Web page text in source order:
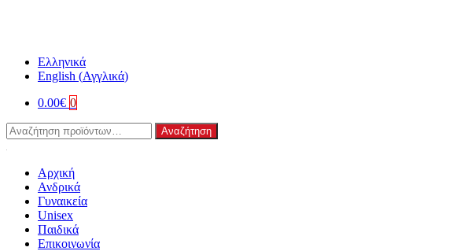
Ελληνικά
English (Αγγλικά)
0.00€ 0
Αναζήτηση
για:
Αναζήτηση
Αρχική
Ανδρικά
Γυναικεία
Unisex
Παιδικά
Επικοινωνία